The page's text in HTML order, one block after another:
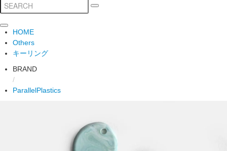
HOME
Others
キーリング
BRAND
/
ParallelPlastics